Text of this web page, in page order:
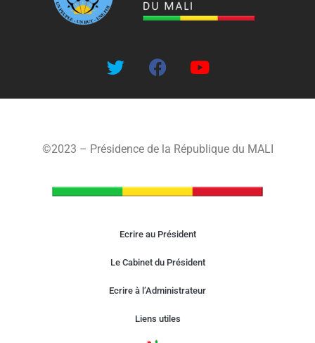
©2023 – Présidence de la République du MALI
Ecrire au Président
Le Cabinet du Président
Ecrire à l’Administrateur
Liens utiles